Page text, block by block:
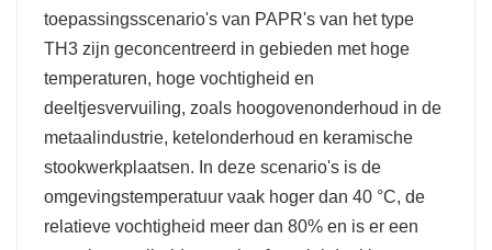
toepassingsscenario's van PAPR's van het type
TH3 zijn geconcentreerd in gebieden met hoge
temperaturen, hoge vochtigheid en
deeltjesvervuiling, zoals hoogovenonderhoud in de
metaalindustrie, ketelonderhoud en keramische
stookwerkplaatsen. In deze scenario's is de
omgevingstemperatuur vaak hoger dan 40 °C, de
relatieve vochtigheid meer dan 80% en is er een